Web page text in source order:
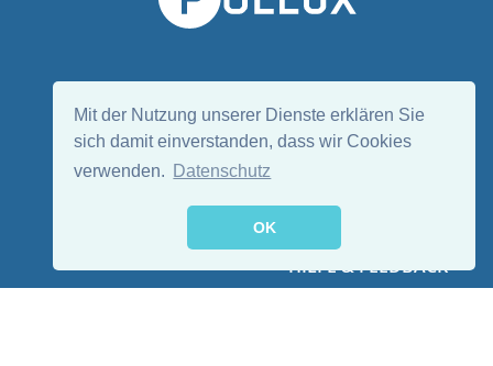
Mit der Nutzung unserer Dienste erklären Sie
sich damit einverstanden, dass wir Cookies
verwenden.
Datenschutz
OK
HILFE & FEEDBACK
EN